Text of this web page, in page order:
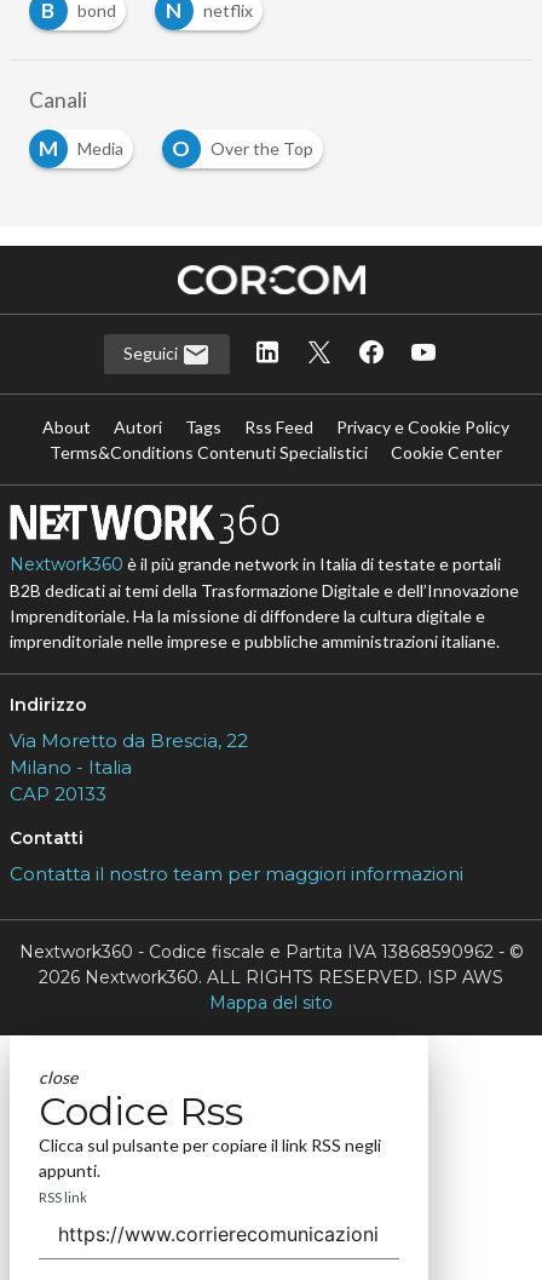
B
bond N
netflix
Canali
M
Media O
Over the Top
Seguici
About Autori Tags Rss Feed
Privacy e Cookie Policy
Terms&Conditions Contenuti Specialistici
Cookie Center
Nextwork360 è il più grande network in Italia di testate e portali
B2B dedicati ai temi della Trasformazione Digitale e dell’Innovazione
Imprenditoriale. Ha la missione di diffondere la cultura digitale e
imprenditoriale nelle imprese e pubbliche amministrazioni italiane.
Indirizzo
Via Moretto da Brescia, 22
Milano - Italia
CAP 20133
Contatti
Contatta il nostro team per maggiori informazioni
Nextwork360 - Codice fiscale e Partita IVA 13868590962 - ©
2026 Nextwork360. ALL RIGHTS RESERVED. ISP AWS
Mappa del sito
close
Codice Rss
Clicca sul pulsante per copiare il link RSS negli
appunti.
RSS link